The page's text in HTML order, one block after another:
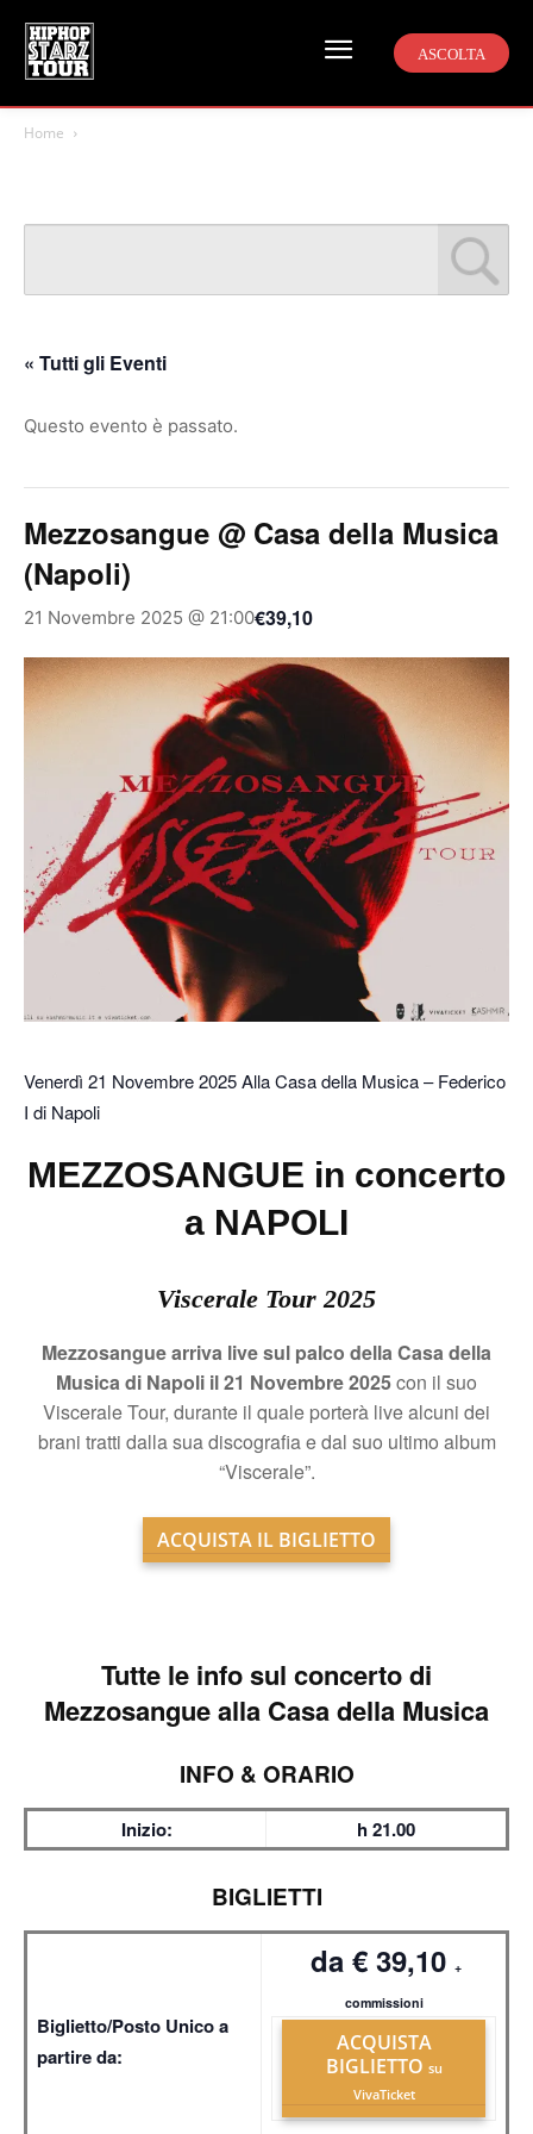
ASCOLTA
Home
« Tutti gli Eventi
Questo evento è passato.
Mezzosangue @ Casa della Musica
(Napoli)
21 Novembre 2025 @ 21:00€39,10
Venerdì 21 Novembre 2025 Alla Casa della Musica – Federico
I di Napoli
MEZZOSANGUE in concerto
a NAPOLI
Viscerale Tour 2025
Mezzosangue arriva live sul palco della Casa della
Musica di Napoli il 21 Novembre 2025con il suo
Viscerale Tour, durante il quale porterà live alcuni dei
brani tratti dalla sua discografia e dal suo ultimo album
“Viscerale”.
ACQUISTA IL BIGLIETTO
Tutte le info sul concerto di
Mezzosangue alla Casa della Musica
INFO & ORARIO
Inizio: h 21.00
BIGLIETTI
Biglietto/Posto Unico a
partire da:
da € 39,10 +
commissioni
ACQUISTA
BIGLIETTO su
VivaTicket